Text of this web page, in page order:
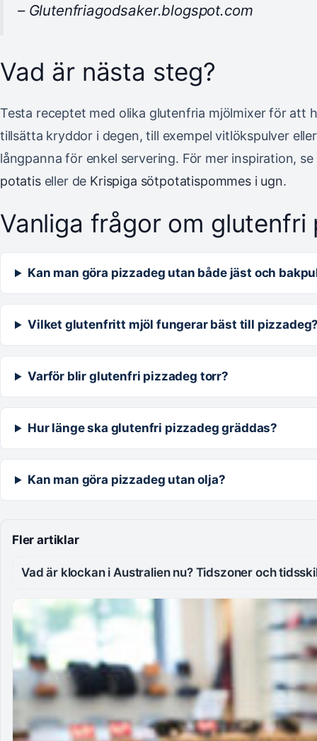
– Glutenfriagodsaker.blogspot.com
Vad är nästa steg?
Testa receptet med olika glutenfria mjölmixer för att
tillsätta kryddor i degen, till exempel vitlökspulver
långpanna för enkel servering. För mer inspiration,
potatiseller de Krispiga sötpotatispommes i ugn.
Vanliga frågor om
Kan man göra pizzadeg utan både jäst och
Vilket glutenfritt mjöl fungerar bäst till
Varför blir glutenfri pizzadeg torr?
Hur länge ska glutenfri pizzadeg gräddas?
Kan man göra pizzadeg utan olja?
Fler artiklar
Vad är klockan i Australien nu? Tidszoner och